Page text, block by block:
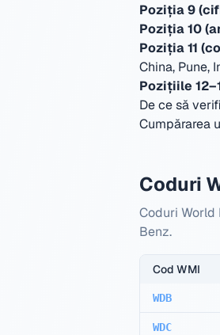
Poziția 9
Poziția 10
Poziția 11
China, Pune,
Pozițiile
De ce să
Cumpărarea
Coduri
Coduri
Benz.
Cod WMI
WDB
WDC